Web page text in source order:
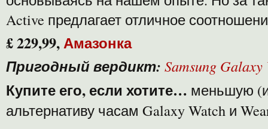
Active предлагает отличное
£ 229,99,Амазонка
Пригодный вердикт: Samsung
Купите его, если хотите… меньшую
альтернативу часам Galaxy Watch и